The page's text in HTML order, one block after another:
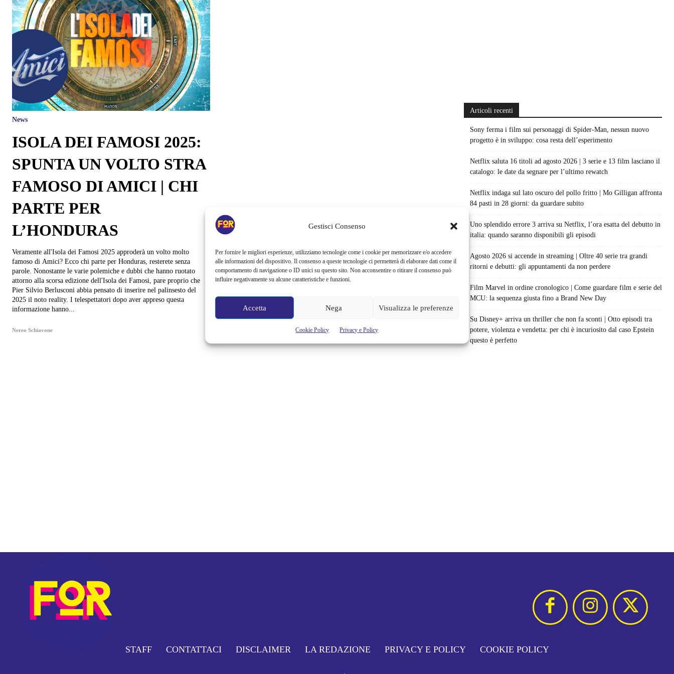
Gestisci Consenso
Per fornire le migliori esperienze, utilizziamo tecnologie come i cookie per memorizzare e/o accedere
alle informazioni del dispositivo. Il consenso a queste tecnologie ci permetterà di elaborare dati come il
comportamento di navigazione o ID unici su questo sito. Non acconsentire o ritirare il consenso può
influire negativamente su alcune caratteristiche e funzioni.
Accetta Nega Visualizza le preferenze
Cookie Policy Privacy e Policy
News
ISOLA DEI FAMOSI 2025:
SPUNTA UN VOLTO STRA
FAMOSO DI AMICI | CHI
PARTE PER
L’HONDURAS
Veramente all'Isola dei Famosi 2025 approderà un volto molto
famoso di Amici? Ecco chi parte per Honduras, resterete senza
parole. Nonostante le varie polemiche e dubbi che hanno ruotato
attorno alla scorsa edizione dell'Isola dei Famosi, pare proprio che
Pier Silvio Berlusconi abbia pensato di inserire nel palinsesto del
2025 il noto reality. I telespettatori dopo aver appreso questa
informazione hanno...
Nereo Schiavone
Articoli recenti
Sony ferma i film sui personaggi di Spider-Man, nessun nuovo
progetto è in sviluppo: cosa resta dell’esperimento
Netflix saluta 16 titoli ad agosto 2026 | 3 serie e 13 film lasciano il
catalogo: le date da segnare per l’ultimo rewatch
Netflix indaga sul lato oscuro del pollo fritto | Mo Gilligan affronta
84 pasti in 28 giorni: da guardare subito
Uno splendido errore 3 arriva su Netflix, l’ora esatta del debutto in
italia: quando saranno disponibili gli episodi
Agosto 2026 si accende in streaming | Oltre 40 serie tra grandi
ritorni e debutti: gli appuntamenti da non perdere
Film Marvel in ordine cronologico | Come guardare film e serie del
MCU: la sequenza giusta fino a Brand New Day
Su Disney+ arriva un thriller che non fa sconti | Otto episodi tra
potere, violenza e vendetta: per chi è incuriosito dal caso Epstein
questo è perfetto
STAFF CONTATTACI DISCLAIMER LA REDAZIONE PRIVACY E POLICY COOKIE POLICY